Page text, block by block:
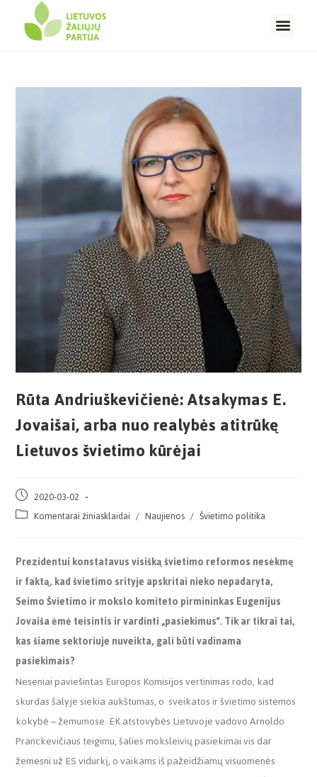
Rūta Andriuškevičienė: Atsakymas E.
Jovaišai, arba nuo realybės atitrūkę
Lietuvos švietimo kūrėjai
2020-03-02
Komentarai žiniasklaidai / Naujienos / Švietimo politika
Prezidentui konstatavus visišką švietimo reformos nesėkmę
ir faktą, kad švietimo srityje apskritai nieko nepadaryta,
Seimo Švietimo ir mokslo komiteto pirmininkas Eugenijus
Jovaiša ėmė teisintis ir vardinti „pasiekimus“. Tik ar tikrai tai,
kas šiame sektoriuje nuveikta, gali būti vadinama
pasiekimais?
Neseniai paviešintas Europos Komisijos vertinimas rodo, kad
skurdas šalyje siekia aukštumas, o sveikatos ir švietimo sistemos
kokybė – žemumose. EK atstovybės Lietuvoje vadovo Arnoldo
Pranckevičiaus teigimu, šalies moksleivių pasiekimai vis dar
žemesni už ES vidurkį, o vaikams iš pažeidžiamų visuomenės